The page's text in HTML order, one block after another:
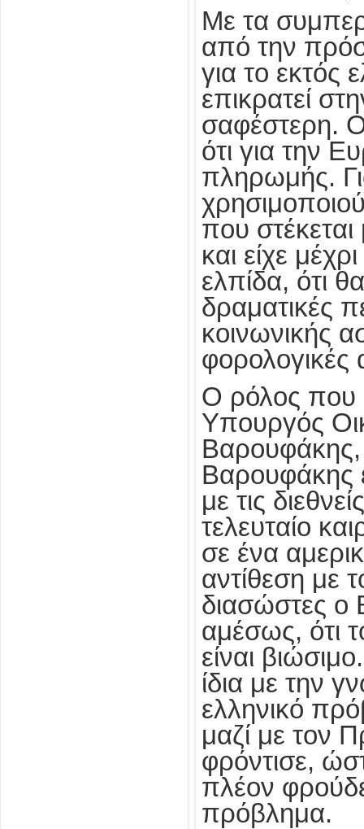
Με τα
από την
για το εκτός
επικρατεί
σαφέστερη.
ότι για την
πληρωμής.
που
και είχε
ελπίδα, ότι
δραματικές
κοινωνικής
φορολογικές
Ο ρόλος που
Υπουργός
Βαρουφάκης,
Βαρουφάκης
με τις
τελευταίο
σε ένα
αντίθεση με
διασώστες ο
αμέσως, ότι
είναι
ίδια με την
ελληνικό
μαζί με τον
φρόντισε,
πλέον
πρόβλημα.